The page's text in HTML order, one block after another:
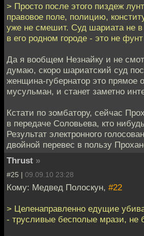
> Просто после этого пиздеж
правовое поле, полицию,
уже не смешит. Суд шариата не
в его родном городе - это не
Да я вообщем Незнайку и не
думаю, скоро шариатский суд
женщина-губернатор это прямое
мусульман, и станет заметно
Кстати по зомбатору, сейчас
в передаче Соловьева, кто
Результат электронного
двойной перевес в пользу
Thrust »
#25 | 09.09.10 23:28
Кому: Медвед Полоскун, #22
> Целенаправленно едущие
- трусливые бесполые мрази, не